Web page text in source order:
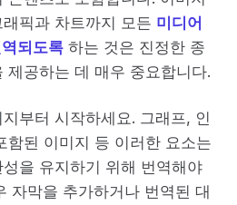
픽과 차트까지 모든 미디어
되도록 하는 것은 진정한 종
제공하는 데 매우 중요합니다.
부터 시작하세요. 그래프, 인
함된 이미지 등 이러한 요소는
을 유지하기 위해 번역해야
자막을 추가하거나 번역된 대